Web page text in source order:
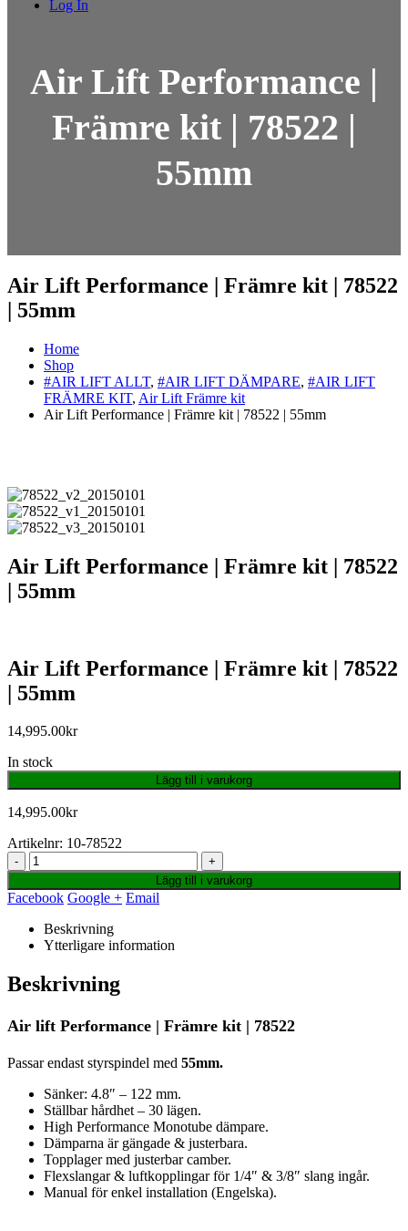
Log In
Air Lift Performance |
Främre kit | 78522 |
55mm
Air Lift Performance | Främre kit | 78522
| 55mm
Home
Shop
#AIR LIFT ALLT, #AIR LIFT DÄMPARE, #AIR LIFT
FRÄMRE KIT, Air Lift Främre kit
Air Lift Performance | Främre kit | 78522 | 55mm
Air Lift Performance | Främre kit | 78522
| 55mm
Air Lift Performance | Främre kit | 78522
| 55mm
14,995.00kr
In stock
Lägg till i varukorg
14,995.00kr
Artikelnr: 10-78522
-
+
Lägg till i varukorg
Facebook Google + Email
Beskrivning
Ytterligare information
Beskrivning
Air lift Performance | Främre kit | 78522
Passar endast styrspindel med 55mm.
Sänker: 4.8″ – 122 mm.
Ställbar hårdhet – 30 lägen.
High Performance Monotube dämpare.
Dämparna är gängade & justerbara.
Topplager med justerbar camber.
Flexslangar & luftkopplingar för 1/4″ & 3/8″ slang ingår.
Manual för enkel installation (Engelska).